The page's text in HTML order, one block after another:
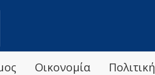
Οικονομία Πολιτική